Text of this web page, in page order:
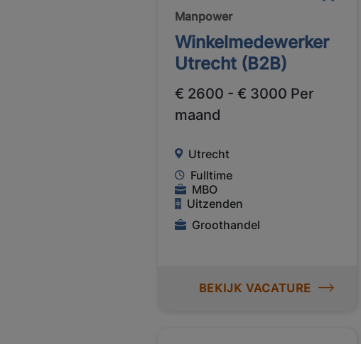
Manpower
Winkelmedewerker
Utrecht (B2B)
€ 2600 - € 3000 Per
maand
Utrecht
Fulltime
MBO
Uitzenden
Groothandel
BEKIJK VACATURE